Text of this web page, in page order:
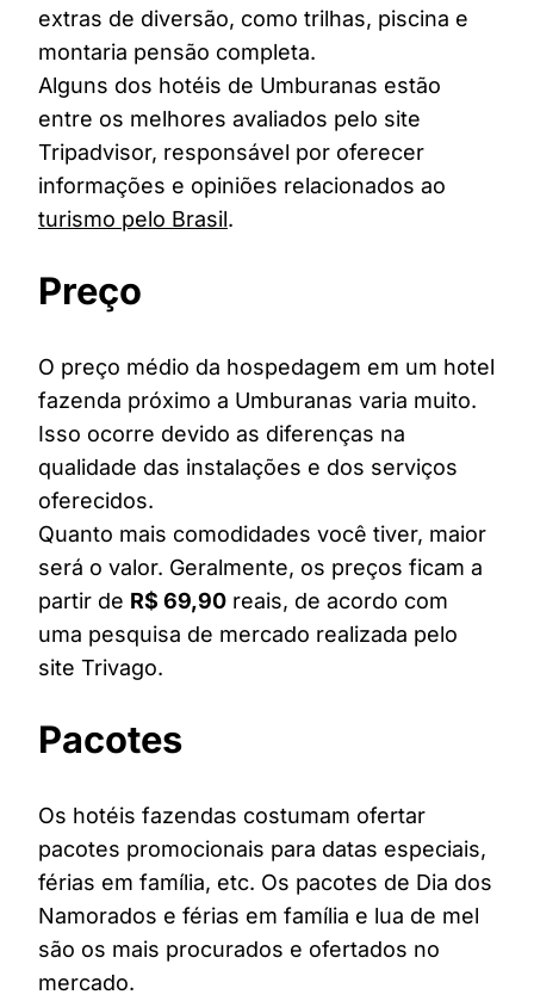
extras de diversão, como trilhas, piscina e
montaria pensão completa.
Alguns dos hotéis de Umburanas estão
entre os melhores avaliados pelo site
Tripadvisor, responsável por oferecer
informações e opiniões relacionados ao
turismo pelo Brasil.
Preço
O preço médio da hospedagem em um hotel
fazenda próximo a Umburanas varia muito.
Isso ocorre devido as diferenças na
qualidade das instalações e dos serviços
oferecidos.
Quanto mais comodidades você tiver, maior
será o valor. Geralmente, os preços ficam a
partir de R$ 69,90 reais, de acordo com
uma pesquisa de mercado realizada pelo
site Trivago.
Pacotes
Os hotéis fazendas costumam ofertar
pacotes promocionais para datas especiais,
férias em família, etc. Os pacotes de Dia dos
Namorados e férias em família e lua de mel
são os mais procurados e ofertados no
mercado.